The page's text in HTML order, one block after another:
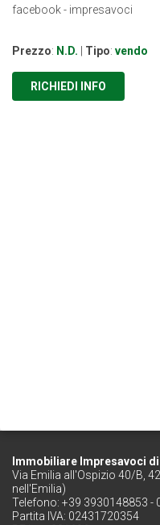
facebook - impresavoci
Prezzo: N.D. Tipo: vendo
RICHIEDI INFO
Immobiliare Impresavoci
Via Emilia all'Ospizio 40/B,
nell'Emilia)
Telefono: +39 3930148853 -
Partita IVA: 02431720354